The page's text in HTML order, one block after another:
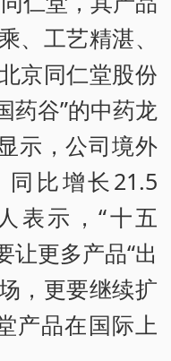
、工艺精湛、
京同仁堂股份
药谷”的中药龙
示，公司境外
比增长21.5
表示，“十五
让更多产品“出
，更要继续扩
产品在国际上